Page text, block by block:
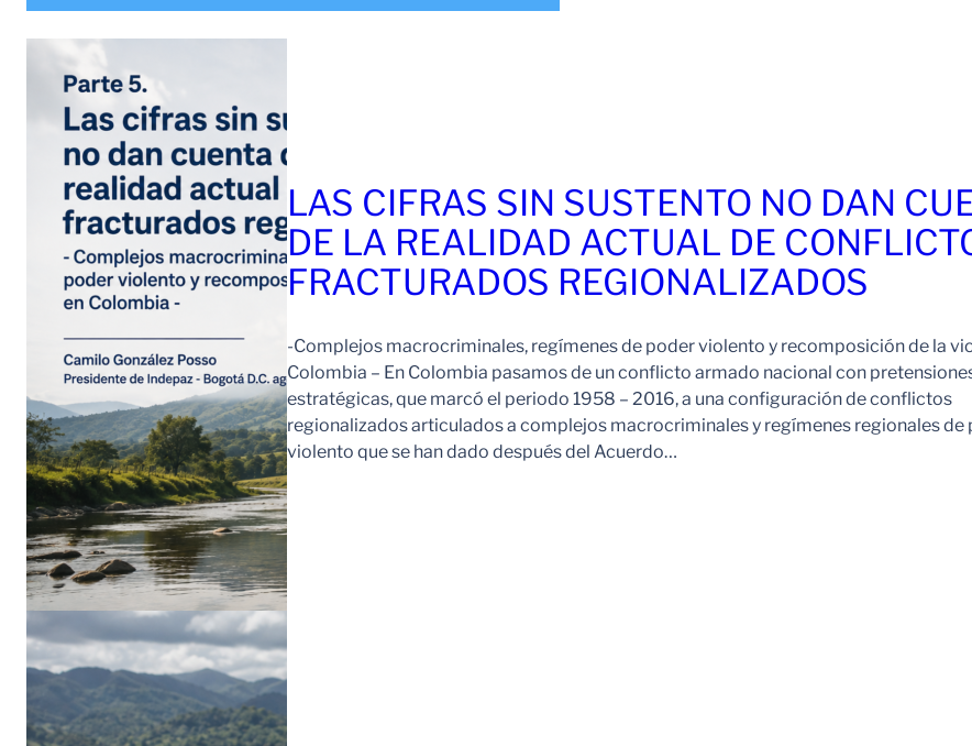
LAS CIFRAS SIN SUSTENTO NO DAN
DE LA REALIDAD ACTUAL DE
FRACTURADOS REGIONALIZADOS
-Complejos macrocriminales, regímenes de poder violento y recomposición de la
Colombia – En Colombia pasamos de un conflicto armado nacional con
estratégicas, que marcó el periodo 1958 – 2016, a una configuración de conflictos
regionalizados articulados a complejos macrocriminales y regímenes regionales de
violento que se han dado después del Acuerdo…